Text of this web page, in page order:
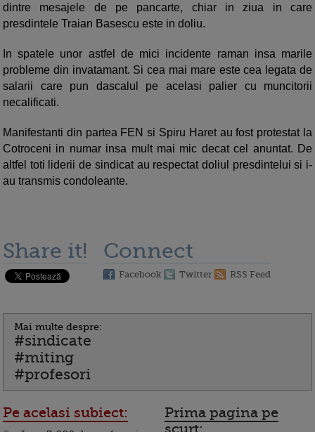
dintre mesajele de pe pancarte, chiar in ziua in care
presdintele Traian Basescu este in doliu.
In spatele unor astfel de mici incidente raman insa marile
probleme din invatamant. Si cea mai mare este cea legata de
salarii care pun dascalul pe acelasi palier cu muncitorii
necalificati.
Manifestanti din partea FEN si Spiru Haret au fost protestat la
Cotroceni in numar insa mult mai mic decat cel anuntat. De
altfel toti liderii de sindicat au respectat doliul presdintelui si i-
au transmis condoleante.
Share it! Connect
Facebook Twitter RSS Feed
Mai multe despre:
#sindicate
#miting
#profesori
Pe acelasi subiect:
Prima pagina pe
scurt: